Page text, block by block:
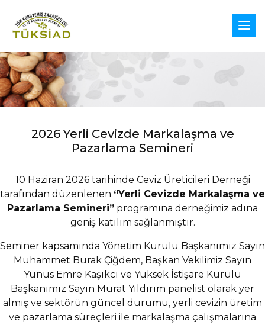
2026 Yerli Cevizde Markalaşma ve
Pazarlama Semineri
10 Haziran 2026 tarihinde Ceviz Üreticileri Derneği
tarafından düzenlenen “Yerli Cevizde Markalaşma ve
Pazarlama Semineri” programına derneğimiz adına
geniş katılım sağlanmıştır.
Seminer kapsamında Yönetim Kurulu Başkanımız Sayın
Muhammet Burak Çiğdem, Başkan Vekilimiz Sayın
Yunus Emre Kaşıkcı ve Yüksek İstişare Kurulu
Başkanımız Sayın Murat Yıldırım panelist olarak yer
almış ve sektörün güncel durumu, yerli cevizin üretim
ve pazarlama süreçleri ile markalaşma çalışmalarına